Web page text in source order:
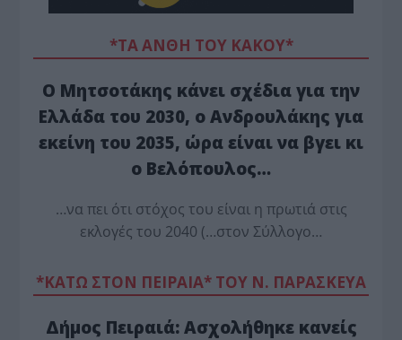
*ΤΑ ΆΝΘΗ ΤΟΥ ΚΑΚΟΎ*
Ο Μητσοτάκης κάνει σχέδια για την
Ελλάδα του 2030, ο Ανδρουλάκης για
εκείνη του 2035, ώρα είναι να βγει κι
ο Βελόπουλος…
…να πει ότι στόχος του είναι η πρωτιά στις
εκλογές του 2040 (…στον Σύλλογο…
*ΚΑΤΩ ΣΤΟΝ ΠΕΙΡΑΙΑ* ΤΟΥ Ν. ΠΑΡΑΣΚΕΥΑ
Δήμος Πειραιά: Ασχολήθηκε κανείς